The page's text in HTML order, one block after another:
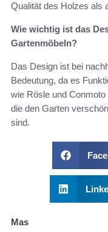
Qualität des Holzes als
Wie wichtig ist das
Gartenmöbeln?
Das Design ist bei
Bedeutung, da es
wie Rösle und
die den Garten
sind.
Mas